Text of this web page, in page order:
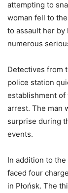
attempting to
woman fell to
to assault her by
numerous
Detectives from
police station
establishment of
arrest. The man
surprise during
events.
In addition to
faced four
in Płońsk. The